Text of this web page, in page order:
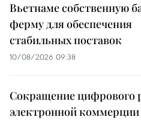
Вьетнаме собственную
ферму для обеспечения
стабильных поставок
10/08/2026 09:38
Сокращение цифрового
электронной коммерции